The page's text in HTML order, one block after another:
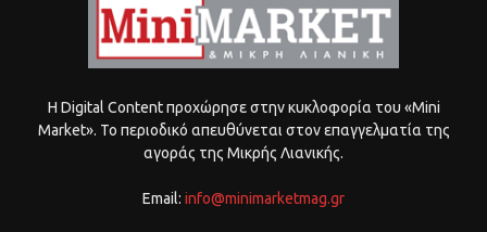
Η Digital Content προχώρησε στην κυκλοφορία του «Mini
Market». Το περιοδικό απευθύνεται στον επαγγελματία της
αγοράς της Μικρής Λιανικής.
Email: info@minimarketmag.gr